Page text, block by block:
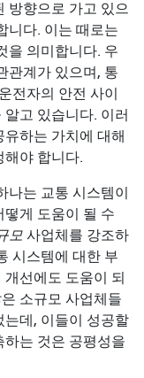
방향으로 가고 있으
니다. 이는 때로는
을 의미합니다. 우
관계가 있으며, 통
전자의 안전 사이
고 있습니다. 이러
하는 가치에 대해
해야 합니다.
는 교통 시스템이
게 도움이 될 수
모 사업체를 강조하
시스템에 대한 부
선에도 도움이 되
소규모 사업체들
는데, 이들이 성공할
는 것은 공평성을